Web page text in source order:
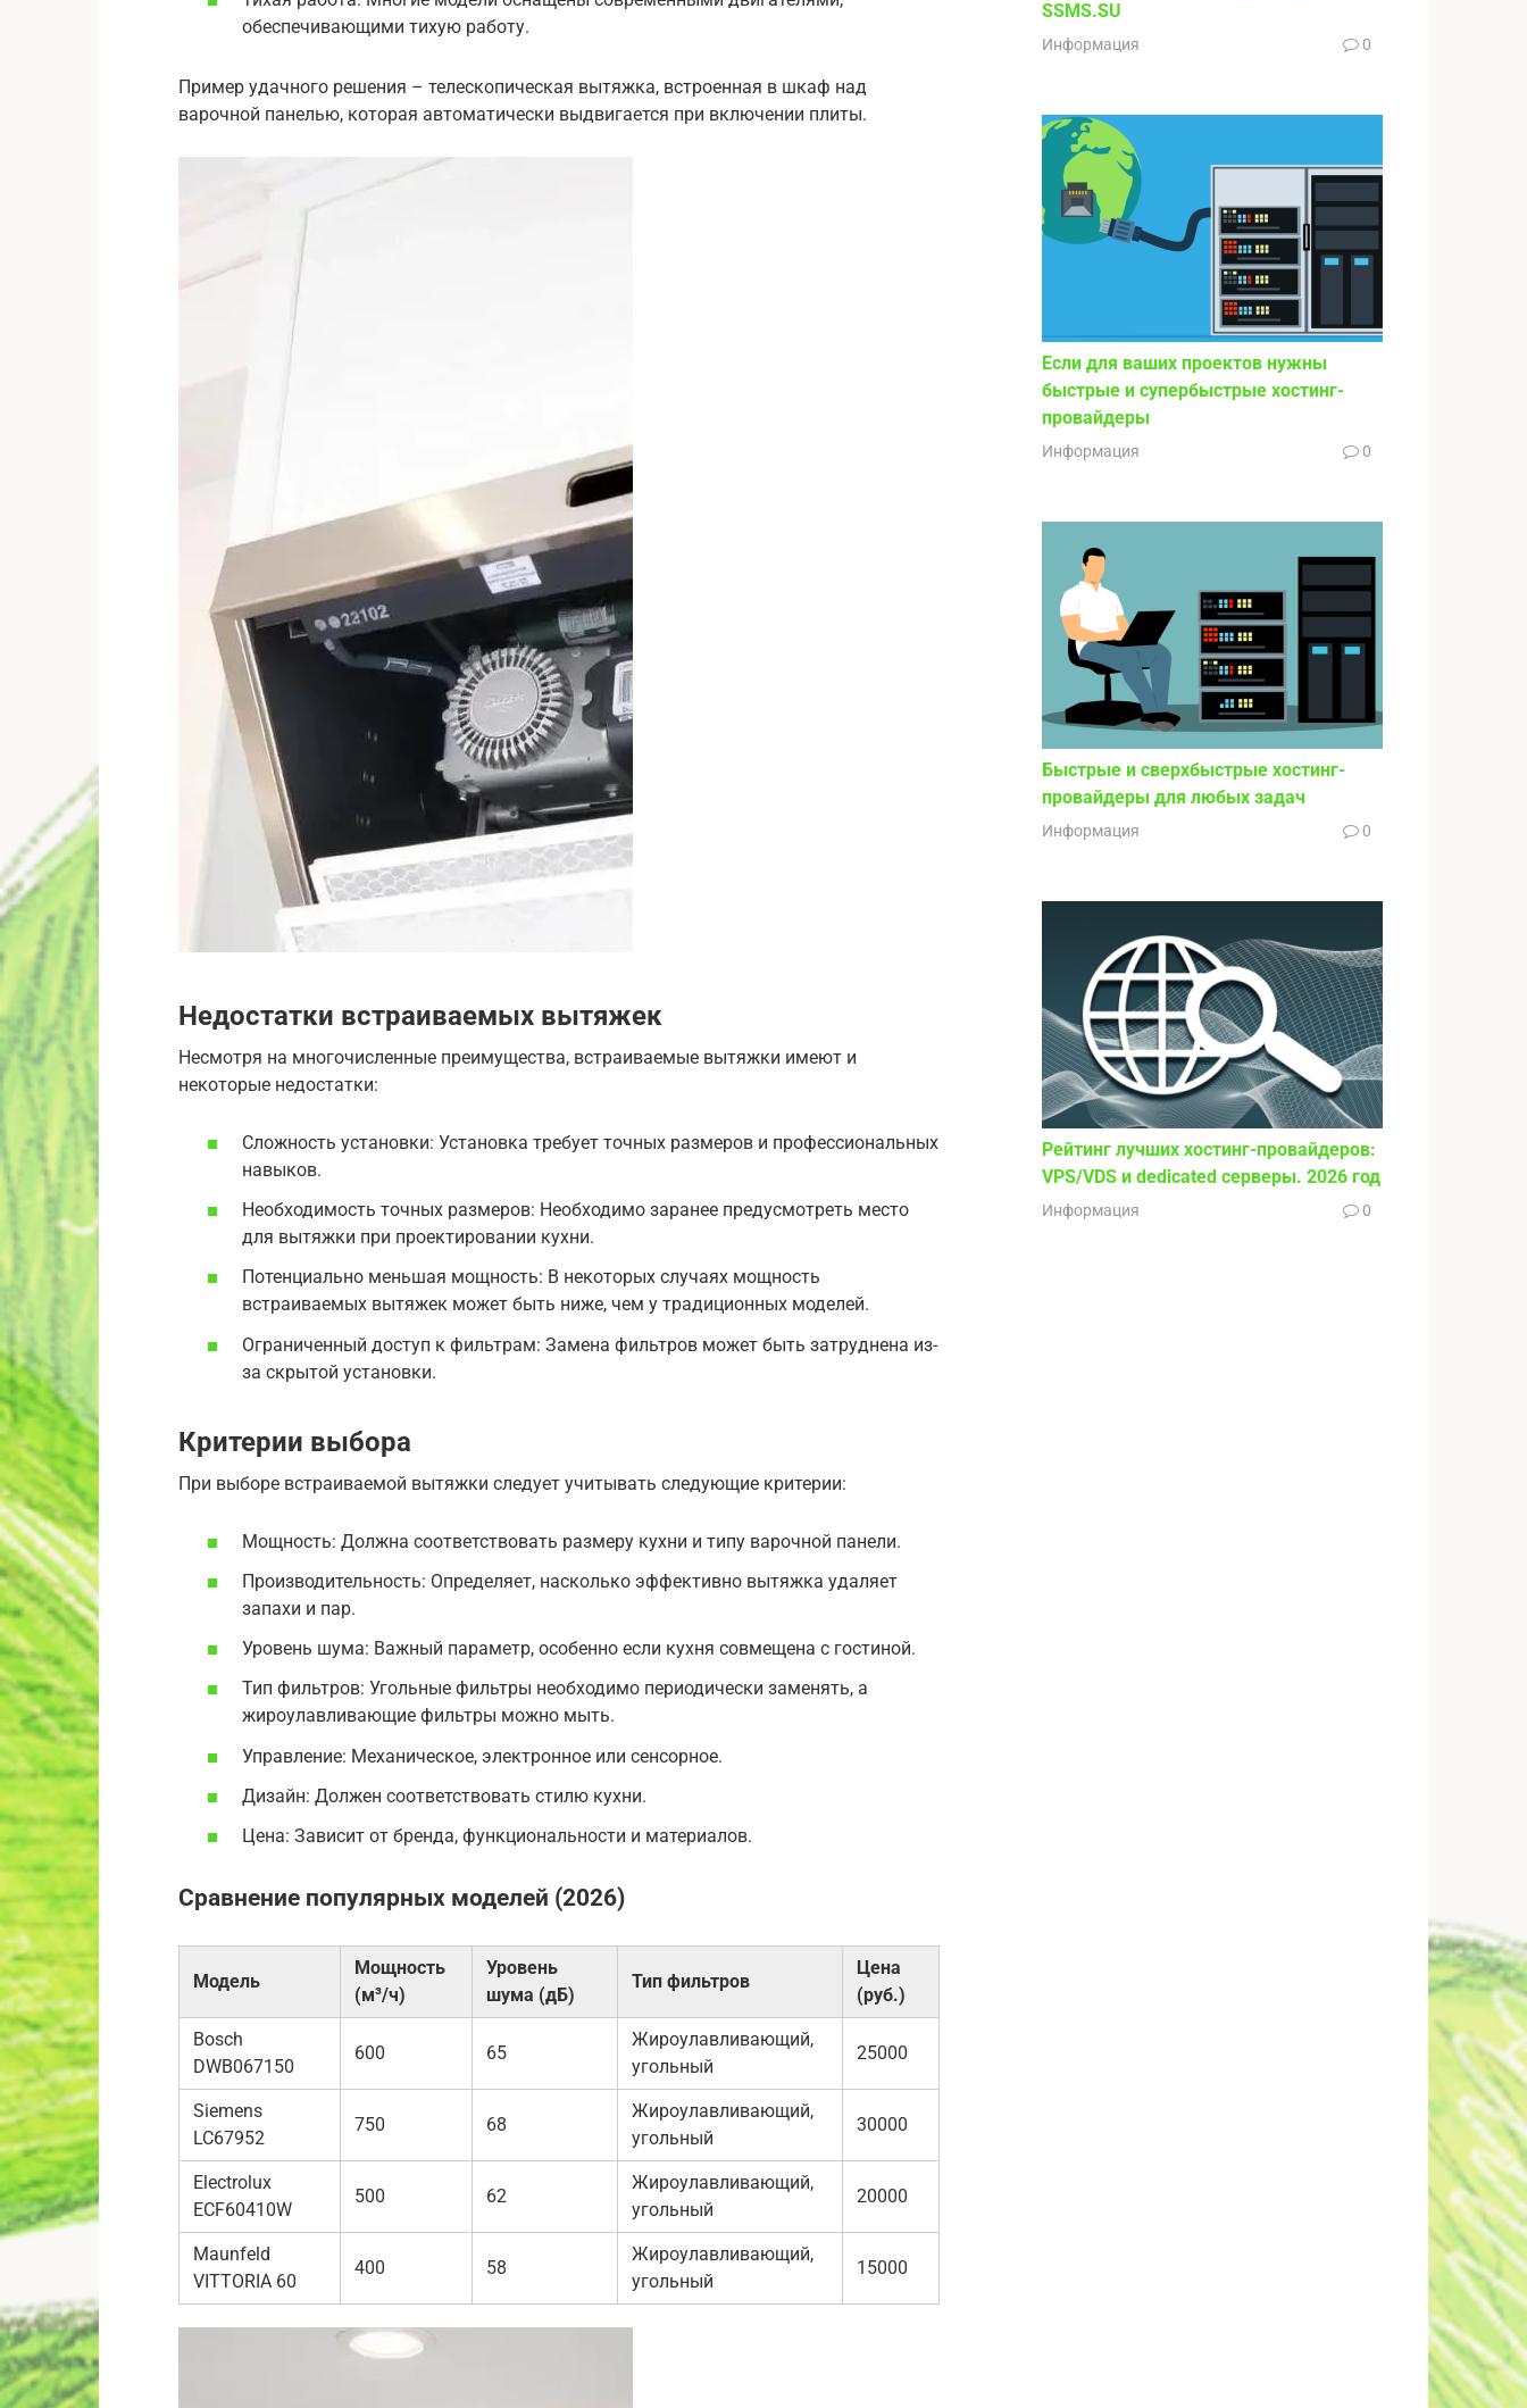
обеспечивающими тихую работу.
Пример удачного решения – телескопическая вытяжка, встроенная в шкаф над
варочной панелью, которая автоматически выдвигается при включении плиты.
Недостатки встраиваемых вытяжек
Несмотря на многочисленные преимущества, встраиваемые вытяжки имеют и
некоторые недостатки:
Сложность установки: Установка требует точных размеров и профессиональных
навыков.
Необходимость точных размеров: Необходимо заранее предусмотреть место
для вытяжки при проектировании кухни.
Потенциально меньшая мощность: В некоторых случаях мощность
встраиваемых вытяжек может быть ниже, чем у традиционных моделей.
Ограниченный доступ к фильтрам: Замена фильтров может быть затруднена из-
за скрытой установки.
Критерии выбора
При выборе встраиваемой вытяжки следует учитывать следующие критерии:
Мощность: Должна соответствовать размеру кухни и типу варочной панели.
Производительность: Определяет, насколько эффективно вытяжка удаляет
запахи и пар.
Уровень шума: Важный параметр, особенно если кухня совмещена с гостиной.
Тип фильтров: Угольные фильтры необходимо периодически заменять, а
жироулавливающие фильтры можно мыть.
Управление: Механическое, электронное или сенсорное.
Дизайн: Должен соответствовать стилю кухни.
Цена: Зависит от бренда, функциональности и материалов.
Сравнение популярных моделей (2026)
Модель
Мощность
(м³/ч)
Уровень
шума (дБ)
Тип фильтров
Цена
(руб.)
Bosch
DWB067150
600 65
Жироулавливающий,
угольный
25000
Siemens
LC67952
750 68
Жироулавливающий,
угольный
30000
Electrolux
ECF60410W
500 62
Жироулавливающий,
угольный
20000
Maunfeld
VITTORIA 60
400 58
Жироулавливающий,
угольный
15000
SSMS.SU
Информация 0
Если для ваших проектов нужны
быстрые и супербыстрые хостинг-
провайдеры
Информация 0
Быстрые и сверхбыстрые хостинг-
провайдеры для любых задач
Информация 0
Рейтинг лучших хостинг-провайдеров:
VPS/VDS и dedicated серверы. 2026 год
Информация 0